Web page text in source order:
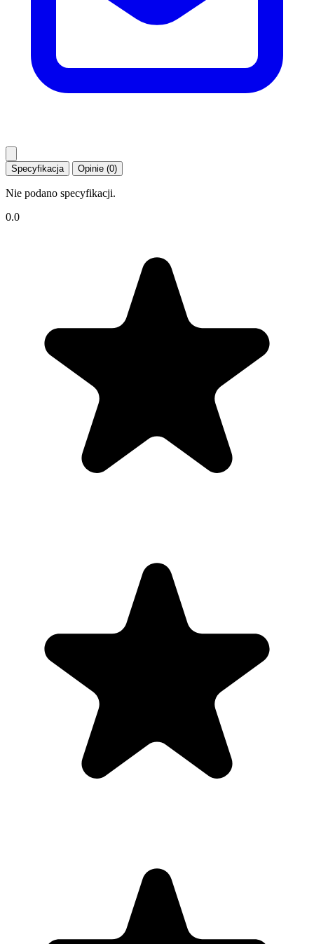
Specyfikacja Opinie (0)
Nie podano specyfikacji.
0.0